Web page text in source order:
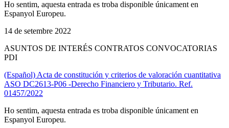
Ho sentim, aquesta entrada es troba disponible únicament en
Espanyol Europeu.
14 de setembre 2022
ASUNTOS DE INTERÉS CONTRATOS CONVOCATORIAS
PDI
(Español) Acta de constitución y criterios de valoración cuantitativa
ASO DC2613-P06 -Derecho Financiero y Tributario. Ref.
01457/2022
Ho sentim, aquesta entrada es troba disponible únicament en
Espanyol Europeu.